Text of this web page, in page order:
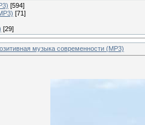
[594]
[71]
[29]
музыка современности (MP3)